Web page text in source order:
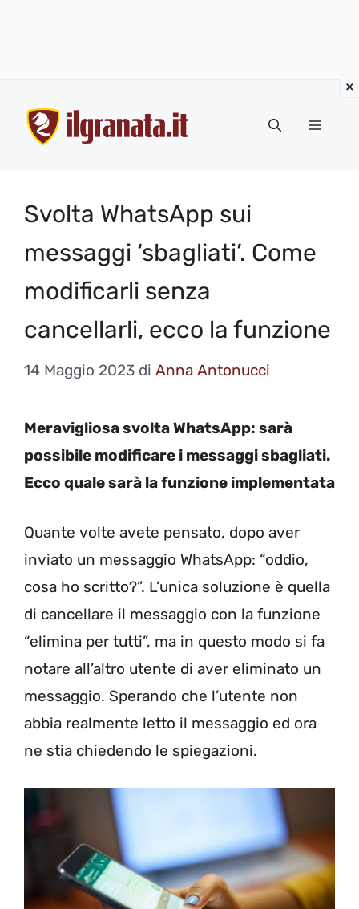
contenuto
Menu
Svolta WhatsApp sui
messaggi ‘sbagliati’. Come
modificarli senza
cancellarli, ecco la funzione
14 Maggio 2023 di Anna Antonucci
Meravigliosa svolta WhatsApp: sarà
possibile modificare i messaggi sbagliati.
Ecco quale sarà la funzione implementata
Quante volte avete pensato, dopo aver
inviato un messaggio WhatsApp: “oddio,
cosa ho scritto?”. L’unica soluzione è quella
di cancellare il messaggio con la funzione
“elimina per tutti”, ma in questo modo si fa
notare all’altro utente di aver eliminato un
messaggio. Sperando che l’utente non
abbia realmente letto il messaggio ed ora
ne stia chiedendo le spiegazioni.